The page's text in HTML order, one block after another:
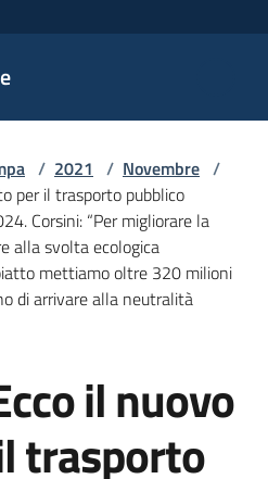
/ 2021 / Novembre /
per il trasporto pubblico
Corsini: “Per migliorare la
alla svolta ecologica
mettiamo oltre 320 milioni
di arrivare alla neutralità
il nuovo
trasporto